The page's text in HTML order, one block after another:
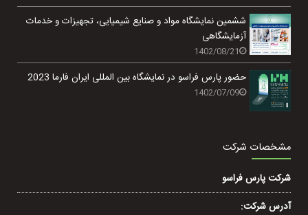
ششمین نمایشگاه مواد و صنایع شیمیایی، تجهیزات و خدمات
آزمایشگاهی
1402/08/21
حضور پارس فراسو در نمایشگاه بین المللی ایران فارما 2023
1402/07/09
مشخصات شرکت
شرکت پارس فراسو
آدرس شرکت: